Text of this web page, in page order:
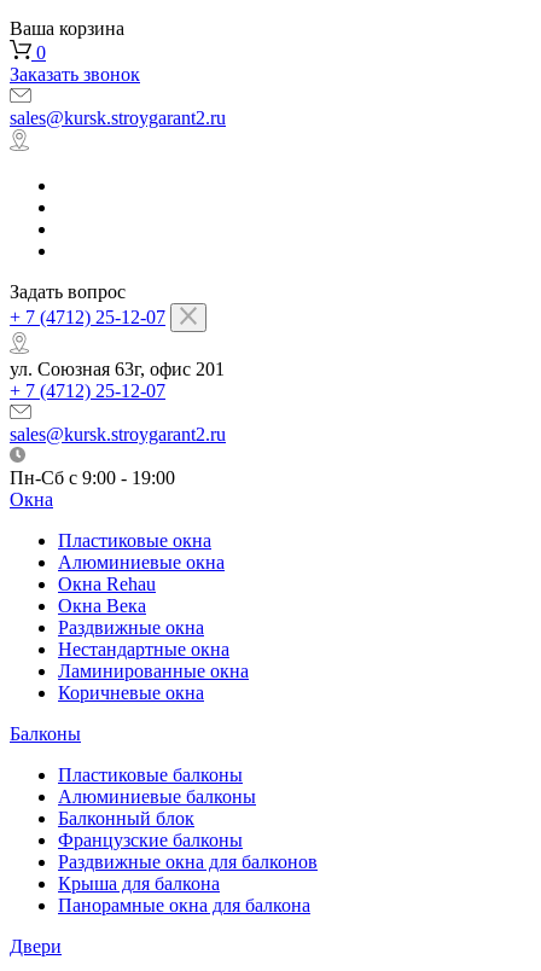
Ваша корзина
0
Заказать звонок
sales@kursk.stroygarant2.ru
Задать вопрос
+ 7 (4712) 25-12-07
ул. Союзная 63г, офис 201
+ 7 (4712) 25-12-07
sales@kursk.stroygarant2.ru
Пн-Сб с 9:00 - 19:00
Окна
Пластиковые окна
Алюминиевые окна
Окна Rehau
Окна Века
Раздвижные окна
Нестандартные окна
Ламинированные окна
Коричневые окна
Балконы
Пластиковые балконы
Алюминиевые балконы
Балконный блок
Французские балконы
Раздвижные окна для балконов
Крыша для балкона
Панорамные окна для балкона
Двери